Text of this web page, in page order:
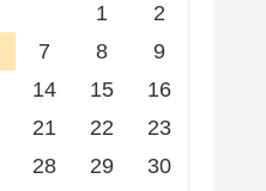
1
2
7 8
9
14 15
16
21 22
23
28 29
30